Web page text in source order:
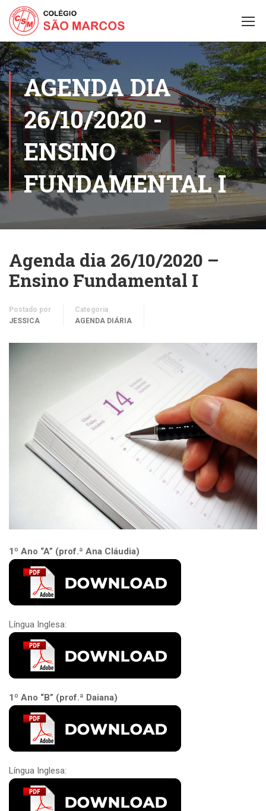
AGENDA DIA
26/10/2020 -
ENSINO
FUNDAMENTAL I
Agenda dia 26/10/2020 –
Ensino Fundamental I
Postado por
JESSICA
Categoria
AGENDA DIÁRIA
1º Ano “A” (prof.ª Ana Cláudia)
Língua Inglesa:
1º Ano “B” (prof.ª Daiana)
Língua Inglesa: